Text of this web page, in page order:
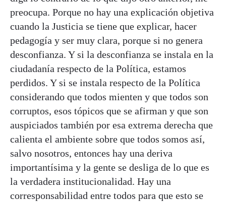
preocupa. Porque no hay una explicación objetiva
cuando la Justicia se tiene que explicar, hacer
pedagogía y ser muy clara, porque si no genera
desconfianza. Y si la desconfianza se instala en la
ciudadanía respecto de la Política, estamos
perdidos. Y si se instala respecto de la Política
considerando que todos mienten y que todos son
corruptos, esos tópicos que se afirman y que son
auspiciados también por esa extrema derecha que
calienta el ambiente sobre que todos somos así,
salvo nosotros, entonces hay una deriva
importantísima y la gente se desliga de lo que es
la verdadera institucionalidad. Hay una
corresponsabilidad entre todos para que esto se